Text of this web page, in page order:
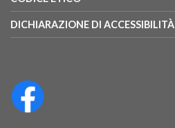
DICHIARAZIONE DI ACCESSIBILITÀ